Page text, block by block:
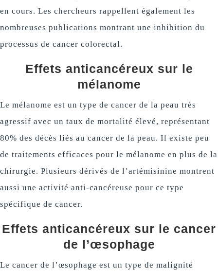
en cours. Les chercheurs rappellent également les
nombreuses publications montrant une inhibition du
processus de cancer colorectal.
Effets anticancéreux sur le
mélanome
Le mélanome est un type de cancer de la peau très
agressif avec un taux de mortalité élevé, représentant
80% des décès liés au cancer de la peau. Il existe peu
de traitements efficaces pour le mélanome en plus de la
chirurgie. Plusieurs dérivés de l’artémisinine montrent
aussi une activité anti-cancéreuse pour ce type
spécifique de cancer.
Effets anticancéreux sur le cancer
de l’œsophage
Le cancer de l’œsophage est un type de malignité